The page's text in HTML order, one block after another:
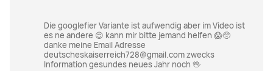
Die googlefier Variante ist aufwendig aber im Video ist
es ne andere 😌 kann mir bitte jemand helfen 😱🥺
danke meine Email Adresse
deutscheskaiserreich728@gmail.com zwecks
Information gesundes neues Jahr noch 🖖